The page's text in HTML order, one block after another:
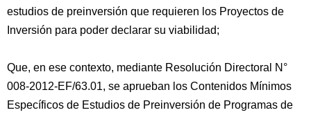
estudios de preinversión que requieren los Proyectos de
Inversión para poder declarar su viabilidad;
Que, en ese contexto, mediante Resolución Directoral N°
008-2012-EF/63.01, se aprueban los Contenidos Mínimos
Específicos de Estudios de Preinversión de Programas de